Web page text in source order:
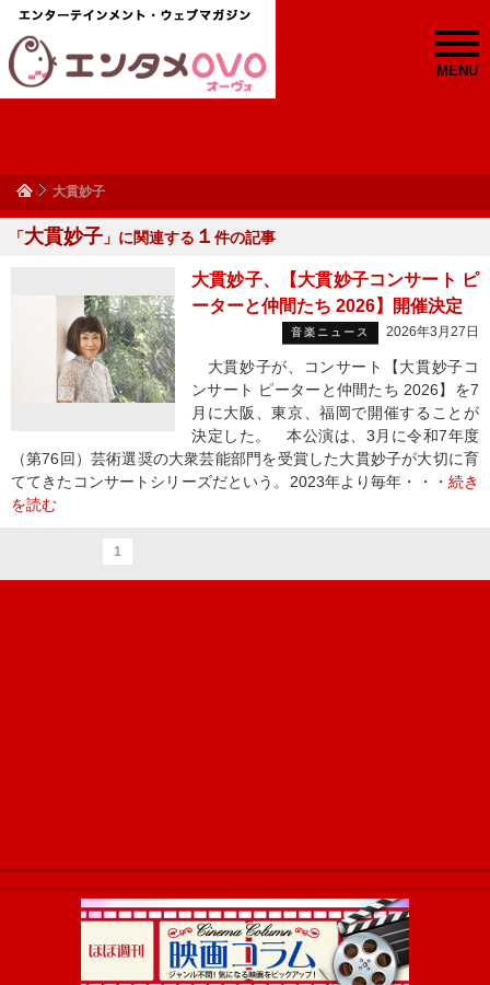
MENU
大貫妙子
「大貫妙子 」に関連する １ 件の記事
大貫妙子、【大貫妙子コンサート ピ
ーターと仲間たち 2026】開催決定
音楽ニュース 2026年3月27日
大貫妙子が、コンサート【大貫妙子コ
ンサート ピーターと仲間たち 2026】を7
月に大阪、東京、福岡で開催することが
決定した。 本公演は、3月に令和7年度
（第76回）芸術選奨の大衆芸能部門を受賞した大貫妙子が大切に育
ててきたコンサートシリーズだという。2023年より毎年・・・ 続き
を読む
1